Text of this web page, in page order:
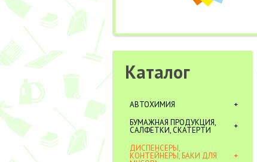
Каталог
АВТОХИМИЯ
БУМАЖНАЯ ПРОДУКЦИЯ,
САЛФЕТКИ, СКАТЕРТИ
ДИСПЕНСЕРЫ,
КОНТЕЙНЕРЫ, БАКИ ДЛЯ